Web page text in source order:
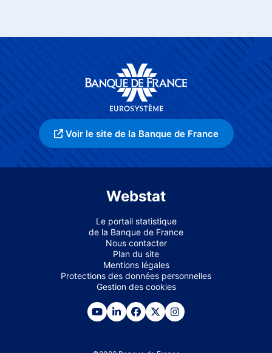
Voir le site de la Banque de France
Webstat
Le portail statistique
de la Banque de France
Nous contacter
Plan du site
Mentions légales
Protections des données personnelles
Gestion des cookies